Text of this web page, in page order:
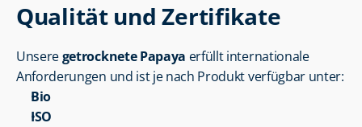
Qualität und Zertifikate
Unsere getrocknete Papaya erfüllt internationale
Anforderungen und ist je nach Produkt verfügbar unter:
Bio
ISO